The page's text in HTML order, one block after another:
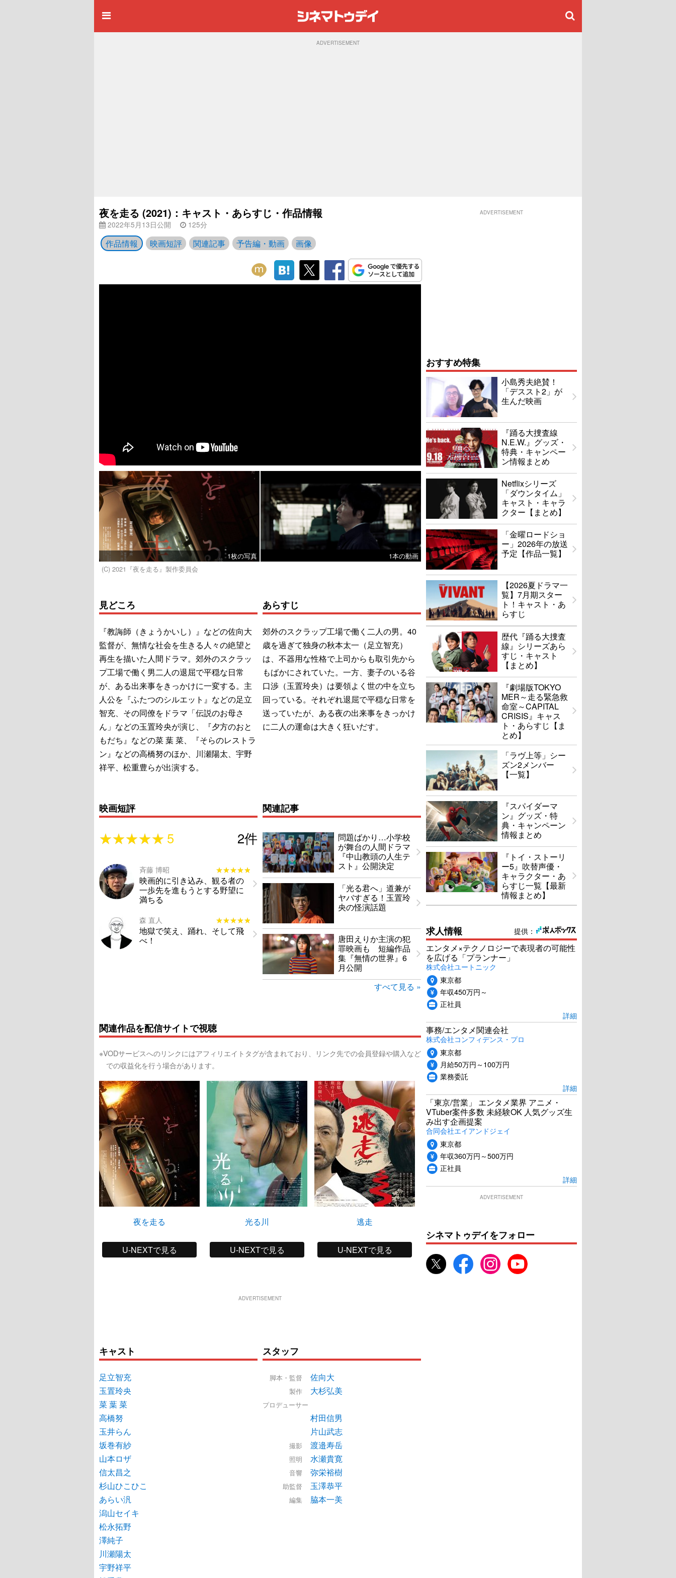
ADVERTISEMENT
夜を走る (2021)：キャスト・あらすじ・作品情報
2022年5月13日公開 125分
作品情報 映画短評 関連記事 予告編・動画 画像
1枚の写真
1本の動画
(C) 2021『夜を走る』製作委員会
見どころ
『教誨師（きょうかいし）』などの佐向大
監督が、無情な社会を生きる人々の絶望と
再生を描いた人間ドラマ。郊外のスクラッ
プ工場で働く男二人の退屈で平穏な日常
が、ある出来事をきっかけに一変する。主
人公を『ふたつのシルエット』などの足立
智充、その同僚をドラマ「伝説のお母さ
ん」などの玉置玲央が演じ、『夕方のおと
もだち』などの菜 葉 菜、『そらのレストラ
ン』などの高橋努のほか、川瀬陽太、宇野
祥平、松重豊らが出演する。
あらすじ
郊外のスクラップ工場で働く二人の男。40
歳を過ぎて独身の秋本太一（足立智充）
は、不器用な性格で上司からも取引先から
もばかにされていた。一方、妻子のいる谷
口渉（玉置玲央）は要領よく世の中を立ち
回っている。それぞれ退屈で平穏な日常を
送っていたが、ある夜の出来事をきっかけ
に二人の運命は大きく狂いだす。
映画短評
★★★★★
★★★★★ 5 2件
斉藤 博昭 ★★★★★
★★★★★
映画的に引き込み、観る者の
一歩先を進もうとする野望に
満ちる
森 直人 ★★★★★
★★★★★
地獄で笑え、踊れ、そして飛
べ！
関連記事
問題ばかり…小学校
が舞台の人間ドラマ
『中山教頭の人生テ
スト』公開決定
「光る君へ」道兼が
ヤバすぎる！玉置玲
央の怪演話題
唐田えりか主演の犯
罪映画も 短編作品
集『無情の世界』6
月公開
すべて見る »
関連作品を配信サイトで視聴
※VODサービスへのリンクにはアフィリエイトタグが含まれており、リンク先での会員登録や購入など
での収益化を行う場合があります。
夜を走る
U-NEXTで見る
光る川
U-NEXTで見る
逃走
U-NEXTで見る
ADVERTISEMENT
キャスト
足立智充
玉置玲央
菜 葉 菜
高橋努
玉井らん
坂巻有紗
山本ロザ
信太昌之
杉山ひこひこ
あらい汎
潟山セイキ
松永拓野
澤純子
川瀬陽太
宇野祥平
スタッフ
脚本・監督 佐向大
製作 大杉弘美
プロデューサー
村田信男
片山武志
撮影 渡邉寿岳
照明 水瀬貴寛
音響 弥栄裕樹
助監督 玉澤恭平
編集 脇本一美
ADVERTISEMENT
おすすめ特集
小島秀夫絶賛！
「デススト2」が
生んだ映画
『踊る大捜査線
N.E.W.』グッズ・
特典・キャンペー
ン情報まとめ
Netflixシリーズ
「ダウンタイム」
キャスト・キャラ
クター【まとめ】
「金曜ロードショ
ー」2026年の放送
予定【作品一覧】
【2026夏ドラマ一
覧】7月期スター
ト！キャスト・あ
らすじ
歴代『踊る大捜査
線』シリーズあら
すじ・キャスト
【まとめ】
『劇場版TOKYO
MER～走る緊急救
命室～CAPITAL
CRISIS』キャス
ト・あらすじ【ま
とめ】
「ラヴ上等」シー
ズン2メンバー
【一覧】
『スパイダーマ
ン』グッズ・特
典・キャンペーン
情報まとめ
『トイ・ストーリ
ー5』吹替声優・
キャラクター・あ
らすじ一覧【最新
情報まとめ】
提供：
求人情報
エンタメ×テクノロジーで表現者の可能性
を広げる「プランナー」
株式会社ユートニック
東京都
年収450万円～
正社員
詳細
事務/エンタメ関連会社
株式会社コンフィデンス・プロ
東京都
月給50万円～100万円
業務委託
詳細
「東京/営業」 エンタメ業界 アニメ・
VTuber案件多数 未経験OK 人気グッズ生
み出す企画提案
合同会社エイアンドジェイ
東京都
年収360万円～500万円
正社員
詳細
ADVERTISEMENT
シネマトゥデイをフォロー